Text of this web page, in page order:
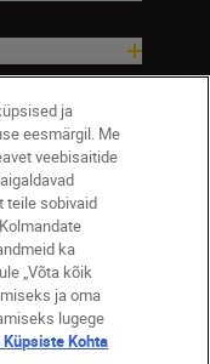
ja
eesmärgil. Me
veebisaitide
teile sobivaid
ka
„Võta kõik
ja oma
lugege
Küpsiste Kohta